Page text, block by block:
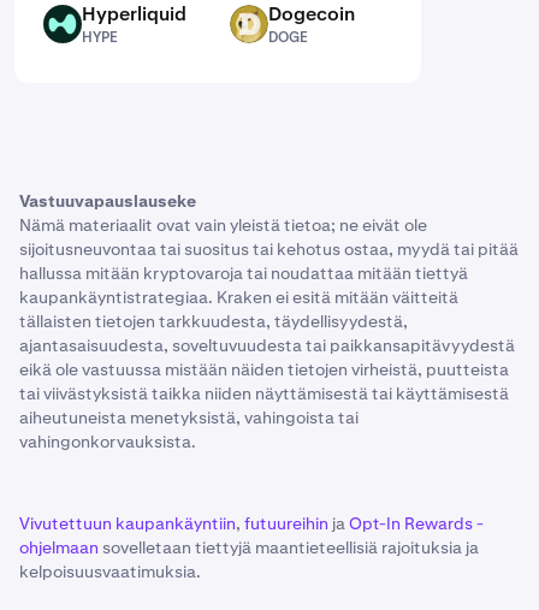
HYPE Hyperliquid
HYPE
DOGE Dogecoin
DOGE
Vastuuvapauslauseke
Nämä materiaalit ovat vain yleistä tietoa; ne eivät ole
sijoitusneuvontaa tai suositus tai kehotus ostaa, myydä tai pitää
hallussa mitään kryptovaroja tai noudattaa mitään tiettyä
kaupankäyntistrategiaa. Kraken ei esitä mitään väitteitä
tällaisten tietojen tarkkuudesta, täydellisyydestä,
ajantasaisuudesta, soveltuvuudesta tai paikkansapitävyydestä
eikä ole vastuussa mistään näiden tietojen virheistä, puutteista
tai viivästyksistä taikka niiden näyttämisestä tai käyttämisestä
aiheutuneista menetyksistä, vahingoista tai
vahingonkorvauksista.
Vivutettuun kaupankäyntiin, futuureihin jaOpt-In Rewards -
ohjelmaan sovelletaan tiettyjä maantieteellisiä rajoituksia ja
kelpoisuusvaatimuksia.